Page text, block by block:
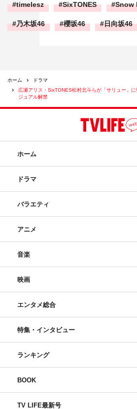
timelesz SixTONES Snow
乃木坂46 櫻坂46 日向坂46
ホーム
ドラマ
広瀬アリス・SixTONES松村北斗らが「サリュー」
ジュアル解禁
ホーム
ドラマ
バラエティ
アニメ
音楽
映画
エンタメ総合
特集・インタビュー
ランキング
BOOK
TV LIFE最新号